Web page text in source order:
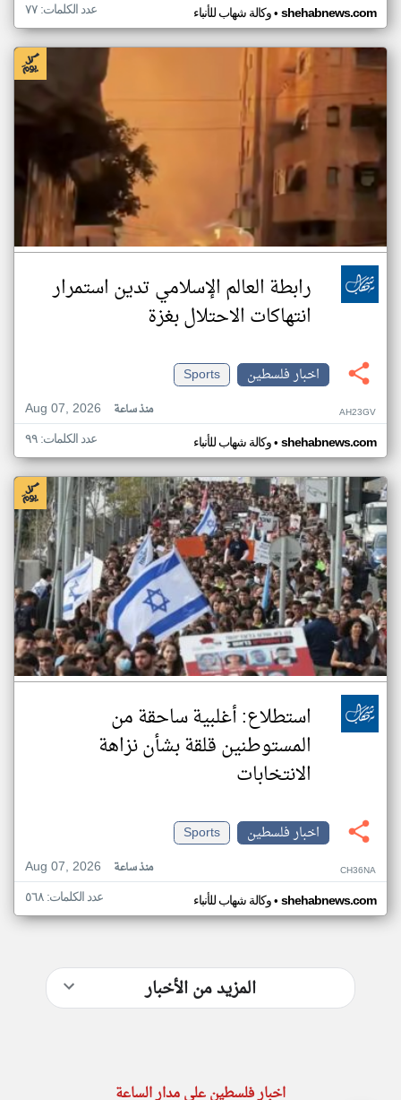
وكالة شهاب للأنباء• shehabnews.com عدد الكلمات: ٧٧
رابطة العالم الإسلامي تدين استمرار
انتهاكات الاحتلال بغزة
اخبار فلسطين
Sports
Aug 07, 2026
منذ ساعة AH23GV
وكالة شهاب للأنباء• shehabnews.com عدد الكلمات: ٩٩
استطلاع: أغلبية ساحقة من
المستوطنين قلقة بشأن نزاهة
الانتخابات
اخبار فلسطين
Sports
Aug 07, 2026
منذ ساعة CH36NA
وكالة شهاب للأنباء• shehabnews.com عدد الكلمات: ٥٦٨
المزيد من الأخبار
اخبار فلسطين على مدار الساعة